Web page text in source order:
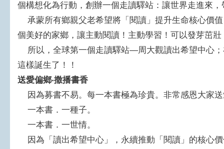
個構想化為行動，創辦一個走讀驛站：讓世界走進來
承蒙所有鄉親父老希望將「閱讀」提升生命核心價
個美好的家鄉，讓主動閱讀！主動學習！可以發芽茁壯
所以，全球第一個走讀驛站—周大觀讀出希望中心
這樣誕生了！！
送愛偏鄉‧撒播書香
因為募書不易。每一本書極為珍貴。非常感恩大家
一本書．一種子。
一本書．一世情。
因為「讀出希望中心」，永續推動「閱讀」的核心